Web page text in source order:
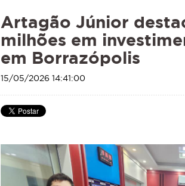
Artagão Júnior
milhões em
em Borrazópolis
15/05/2026 14:41:00